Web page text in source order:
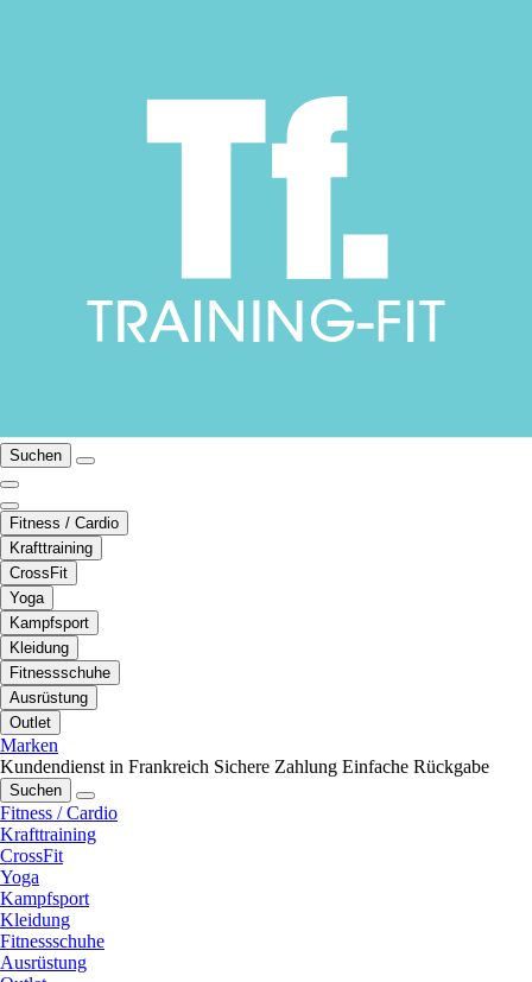
Suchen
Fitness / Cardio
Krafttraining
CrossFit
Yoga
Kampfsport
Kleidung
Fitnessschuhe
Ausrüstung
Outlet
Marken
Kundendienst in Frankreich Sichere Zahlung Einfache Rückgabe
Suchen
Fitness / Cardio
Krafttraining
CrossFit
Yoga
Kampfsport
Kleidung
Fitnessschuhe
Ausrüstung